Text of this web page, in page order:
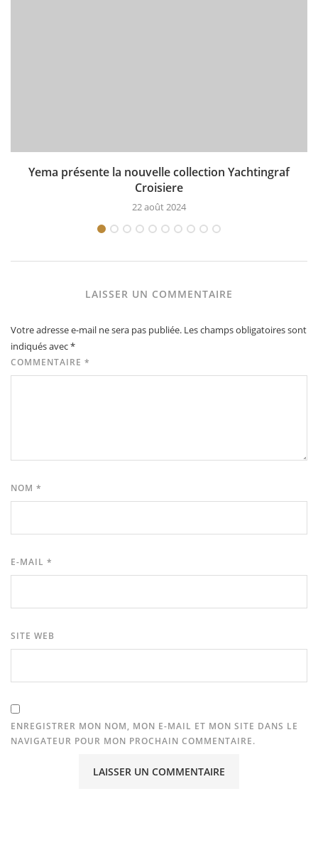
Yema présente la nouvelle collection Yachtingraf
Croisiere
22 août 2024
LAISSER UN COMMENTAIRE
Votre adresse e-mail ne sera pas publiée. Les champs obligatoires sont
indiqués avec*
COMMENTAIRE *
NOM *
E-MAIL *
SITE WEB
ENREGISTRER MON NOM, MON E-MAIL ET MON SITE DANS LE
NAVIGATEUR POUR MON PROCHAIN COMMENTAIRE.